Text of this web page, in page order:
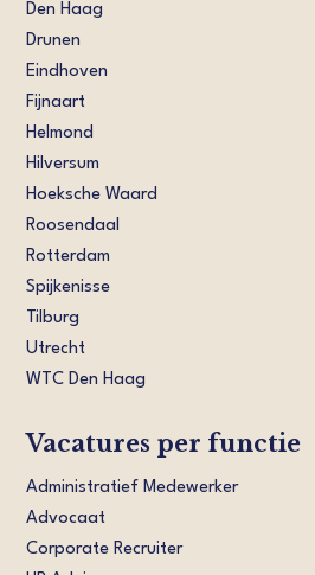
Den Haag
Drunen
Eindhoven
Fijnaart
Helmond
Hilversum
Hoeksche Waard
Roosendaal
Rotterdam
Spijkenisse
Tilburg
Utrecht
WTC Den Haag
Vacatures per functie
Administratief Medewerker
Advocaat
Corporate Recruiter